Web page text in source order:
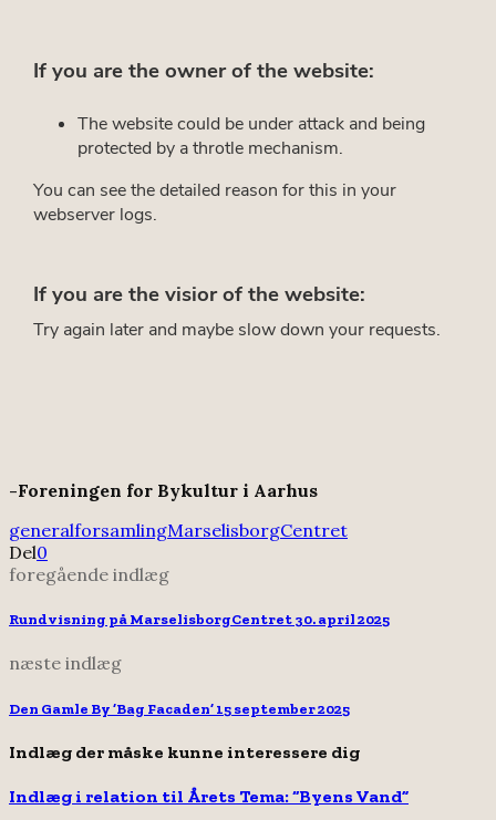
-Foreningen for Bykultur i Aarhus
generalforsamlingMarselisborgCentret
Del0
foregående indlæg
Rundvisning på MarselisborgCentret 30. april 2025
næste indlæg
Den Gamle By ’Bag Facaden’ 15 september 2025
Indlæg der måske kunne interessere dig
Indlæg i relation til Årets Tema: “Byens Vand”